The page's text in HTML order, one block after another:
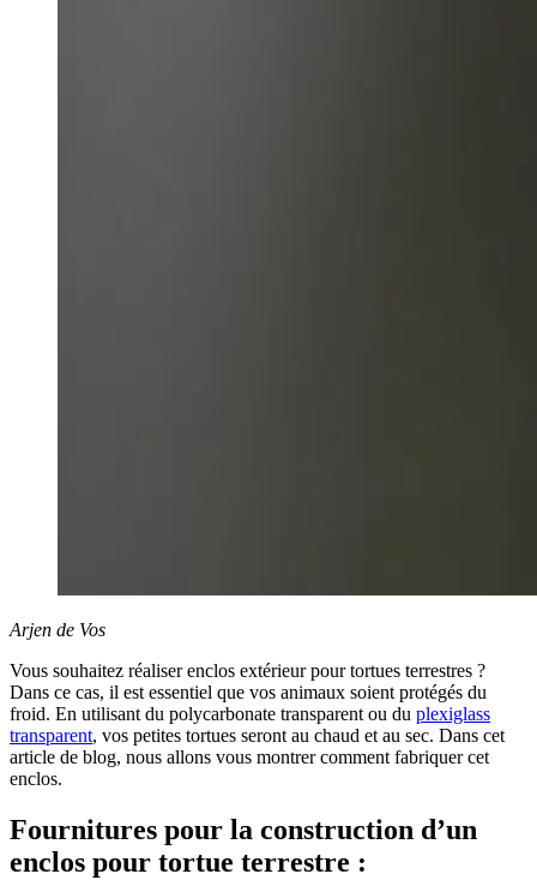
Arjen de Vos
Vous souhaitez réaliser enclos extérieur pour tortues terrestres ?
Dans ce cas, il est essentiel que vos animaux soient protégés du
froid. En utilisant du polycarbonate transparent ou du plexiglass
transparent, vos petites tortues seront au chaud et au sec. Dans cet
article de blog, nous allons vous montrer comment fabriquer cet
enclos.
Fournitures pour la construction d’un
enclos pour tortue terrestre :